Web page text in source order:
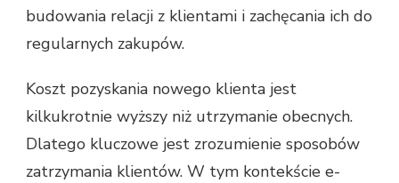
budowania relacji z klientami i zachęcania ich do
regularnych zakupów.
Koszt pozyskania nowego klienta jest
kilkukrotnie wyższy niż utrzymanie obecnych.
Dlatego kluczowe jest zrozumienie sposobów
zatrzymania klientów. W tym kontekście e-